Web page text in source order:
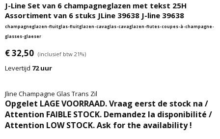
J-Line Set van 6 champagneglazen met tekst 25H
Assortiment van 6 stuks JLine 39638 J-line 39638
champagneglazen-fluitglas-fluitglazen-cavaglas-cavaglazen-flutes-coupes-à-champagne-
glasses-glaeser
€ 32,50 (inclusief btw 21%)
Levertijd 72 uur
Jline Champagne Glas Trans Zil
Opgelet LAGE VOORRAAD. Vraag eerst de stock na /
Attention FAIBLE STOCK. Demandez la disponibilité /
Attention LOW STOCK. Ask for the availability !